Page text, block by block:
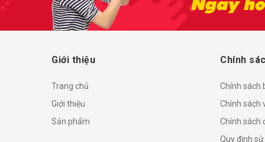
Giới thiệu
Trang chủ
Giới thiệu
Sản phẩm
Chính
Chính sách
Chính sách
Chính sách
Quy định